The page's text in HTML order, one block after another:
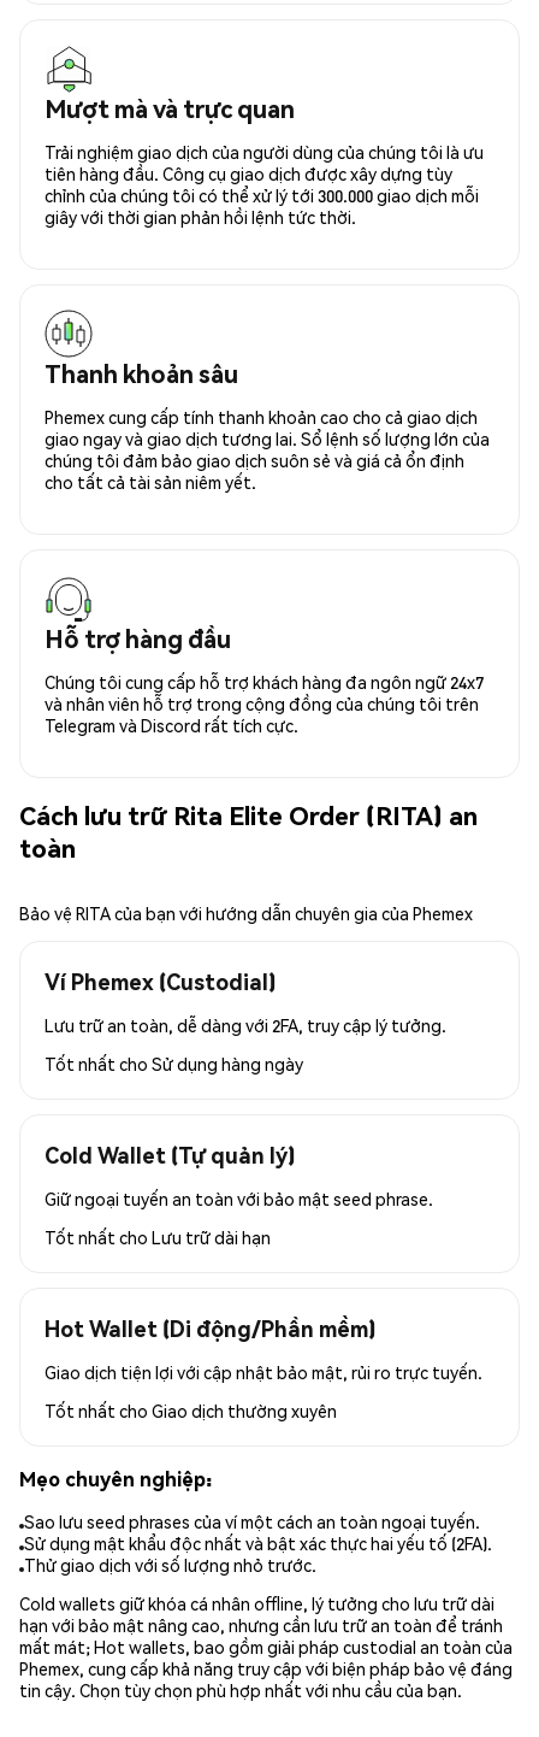
Mượt mà và trực quan
Trải nghiệm giao dịch của người dùng của chúng tôi là ưu
tiên hàng đầu. Công cụ giao dịch được xây dựng tùy
chỉnh của chúng tôi có thể xử lý tới 300.000 giao dịch mỗi
giây với thời gian phản hồi lệnh tức thời.
Thanh khoản sâu
Phemex cung cấp tính thanh khoản cao cho cả giao dịch
giao ngay và giao dịch tương lai. Sổ lệnh số lượng lớn của
chúng tôi đảm bảo giao dịch suôn sẻ và giá cả ổn định
cho tất cả tài sản niêm yết.
Hỗ trợ hàng đầu
Chúng tôi cung cấp hỗ trợ khách hàng đa ngôn ngữ 24x7
và nhân viên hỗ trợ trong cộng đồng của chúng tôi trên
Telegram và Discord rất tích cực.
Cách lưu trữ Rita Elite Order (RITA) an
toàn
Bảo vệ RITA của bạn với hướng dẫn chuyên gia của Phemex
Ví Phemex (Custodial)
Lưu trữ an toàn, dễ dàng với 2FA, truy cập lý tưởng.
Tốt nhất cho Sử dụng hàng ngày
Cold Wallet (Tự quản lý)
Giữ ngoại tuyến an toàn với bảo mật seed phrase.
Tốt nhất cho Lưu trữ dài hạn
Hot Wallet (Di động/Phần mềm)
Giao dịch tiện lợi với cập nhật bảo mật, rủi ro trực tuyến.
Tốt nhất cho Giao dịch thường xuyên
Mẹo chuyên nghiệp:
Sao lưu seed phrases của ví một cách an toàn ngoại tuyến.
Sử dụng mật khẩu độc nhất và bật xác thực hai yếu tố (2FA).
Thử giao dịch với số lượng nhỏ trước.
Cold wallets giữ khóa cá nhân offline, lý tưởng cho lưu trữ dài
hạn với bảo mật nâng cao, nhưng cần lưu trữ an toàn để tránh
mất mát; Hot wallets, bao gồm giải pháp custodial an toàn của
Phemex, cung cấp khả năng truy cập với biện pháp bảo vệ đáng
tin cậy. Chọn tùy chọn phù hợp nhất với nhu cầu của bạn.